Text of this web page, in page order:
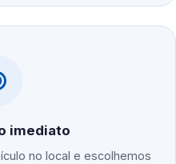
imediato
no local e escolhemos